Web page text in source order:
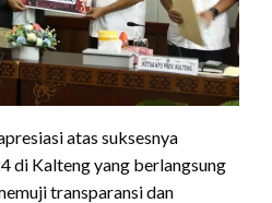
atas suksesnya
di Kalteng yang berlangsung
transparansi dan